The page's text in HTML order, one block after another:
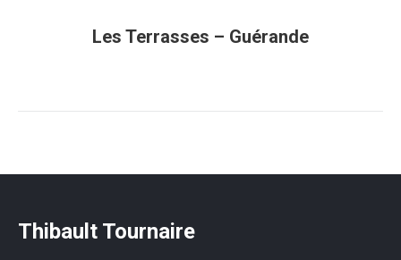
Les Terrasses – Guérande
Thibault Tournaire